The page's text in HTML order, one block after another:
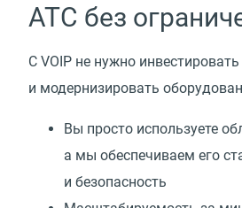
АТС без
С VOIP не нужно инвестировать
и модернизировать
Вы просто используете
а мы обеспечиваем его
и безопасность